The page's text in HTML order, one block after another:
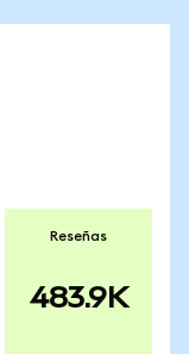
Reseñas
483.9K